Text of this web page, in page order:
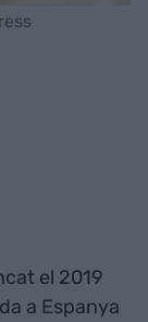
el 2019
a Espanya